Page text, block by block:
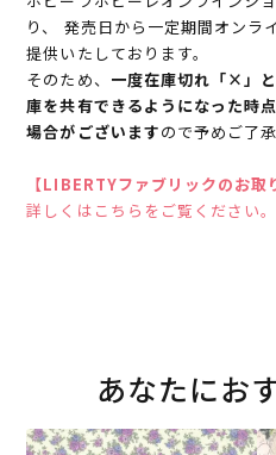
り、 発売日から一定期間オンラ
提供いたしております。
そのため、 一度在庫切れ「×」
庫を共有できるようになった時
場合がございますので予めご了
【LIBERTYファブリックのお取
詳しくはこちらをご覧ください。
あなたにお